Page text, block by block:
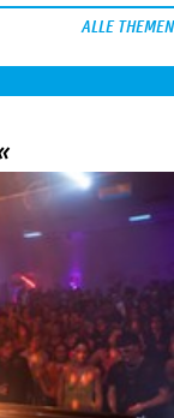
ALLE THEMEN